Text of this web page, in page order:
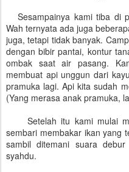
Sesampainya kami tiba di
Wah ternyata ada juga
juga, tetapi tidak banyak.
dengan bibir pantai, kontur
ombak saat air pasang.
membuat api unggun dari
pramuka lagi. Api kita sudah
(Yang merasa anak pramuka,
Setelah itu kami mulai
sembari membakar ikan yang
sambil ditemani suara
syahdu.